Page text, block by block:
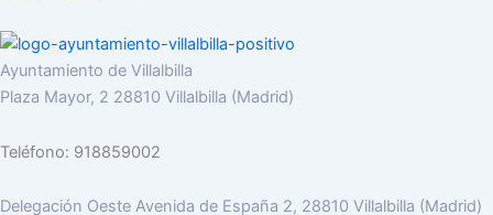
Ayuntamiento de Villalbilla
Plaza Mayor, 2 28810 Villalbilla (Madrid)
Teléfono: 918859002
Delegación Oeste Avenida de España 2, 28810 Villalbilla (Madrid)